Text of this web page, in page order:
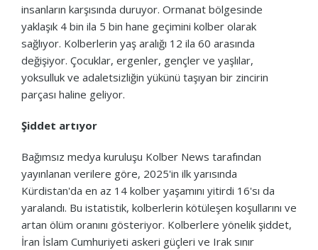
insanların karşısında duruyor. Ormanat bölgesinde
yaklaşık 4 bin ila 5 bin hane geçimini kolber olarak
sağlıyor. Kolberlerin yaş aralığı 12 ila 60 arasında
değişiyor. Çocuklar, ergenler, gençler ve yaşlılar,
yoksulluk ve adaletsizliğin yükünü taşıyan bir zincirin
parçası haline geliyor.
Şiddet artıyor
Bağımsız medya kuruluşu Kolber News tarafından
yayınlanan verilere göre, 2025'in ilk yarısında
Kürdistan'da en az 14 kolber yaşamını yitirdi 16'sı da
yaralandı. Bu istatistik, kolberlerin kötüleşen koşullarını ve
artan ölüm oranını gösteriyor. Kolberlere yönelik şiddet,
İran İslam Cumhuriyeti askeri güçleri ve Irak sınır